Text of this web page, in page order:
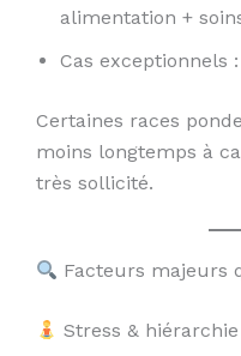
alimentation +
Cas exceptionnels :
Certaines races
moins longtemps à
très sollicité.
Facteurs majeurs
Stress & hiérarchie